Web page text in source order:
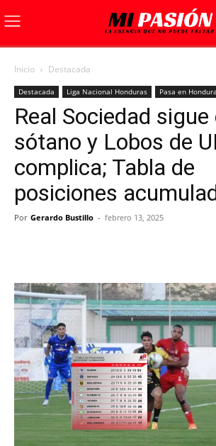
Inicio Destacada
Destacada Liga Nacional Honduras Pasa en
Real Sociedad sigue
sótano y Lobos de
complica; Tabla de
posiciones
Por Gerardo Bustillo - febrero 13, 2025